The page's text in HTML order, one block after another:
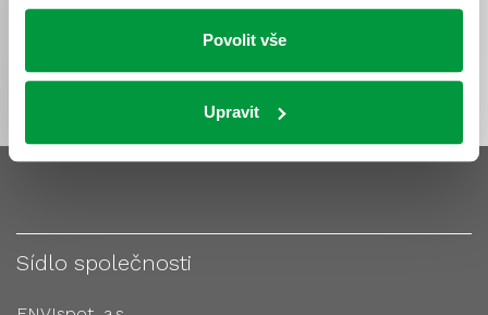
Povolit vše
Upravit
Sídlo společnosti